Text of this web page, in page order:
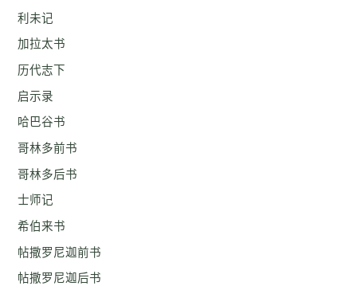
利未记
加拉太书
历代志下
启示录
哈巴谷书
哥林多前书
哥林多后书
士师记
希伯来书
帖撒罗尼迦前书
帖撒罗尼迦后书